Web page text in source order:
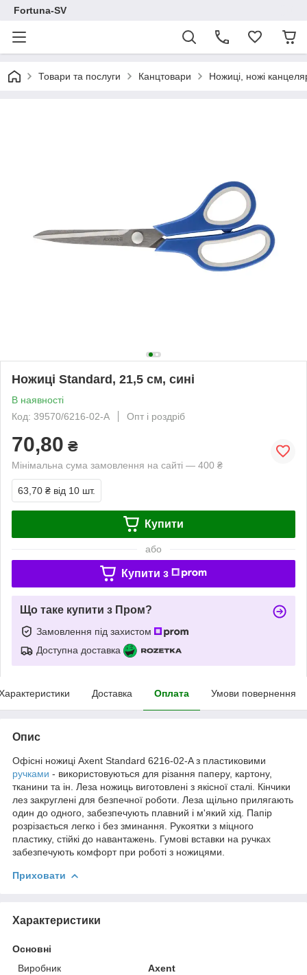
Fortuna-SV
Товари та послуги Канцтовари Ножиці, ножі
Ножиці Standard, 21,5 см, сині
В наявності
Код: 39570/6216-02-A
Опт і роздріб
70,80 ₴
Мінімальна сума замовлення на сайті — 400 ₴
63,70 ₴ від 10 шт.
Купити
або
Купити з
Що таке купити з Пром?
Замовлення під захистом
Доступна доставка
Доставка Оплата Умови повернення
Опис
Офісні ножиці Axent Standard 6216-02-A з пластиковими
ручками - використовуються для різання паперу, картону,
тканини та ін. Леза ножиць виготовлені з якісної сталі. Кінчики
лез закруглені для безпечної роботи. Леза щільно прилягають
один до одного, забезпечують плавний і м'який хід. Папір
розрізається легко і без зминання. Рукоятки з міцного
пластику, стійкі до навантажень. Гумові вставки на ручках
забезпечують комфорт при роботі з ножицями.
Приховати
Характеристики
Основні
Виробник
Axent